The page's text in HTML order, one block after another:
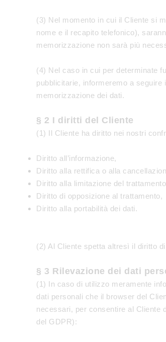
(3) Nel momento in cui il Cliente si
nome e il recapito telefonico),
memorizzazione non sarà più
(4) Nel caso in cui per determinate
pubblicitarie, informeremo a
memorizzazione dei dati.
§ 2 I diritti del Cliente
(1) Il Cliente ha diritto nei nostri
Diritto all’informazione,
Diritto alla rettifica o alla
Diritto alla limitazione del
Diritto di opposizione al trattamento,
Diritto alla portabilità dei dati.
(2) Al Cliente spetta altresì il diritto
§ 3 Rilevazione dei dati
(1) In caso di utilizzo meramente
dati personali che il browser del
necessari, per consentire al Cliente
del GDPR):